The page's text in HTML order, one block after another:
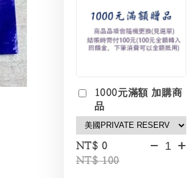
1000元滿額 加購商
品
NT$ 0
NT$ 100
- +